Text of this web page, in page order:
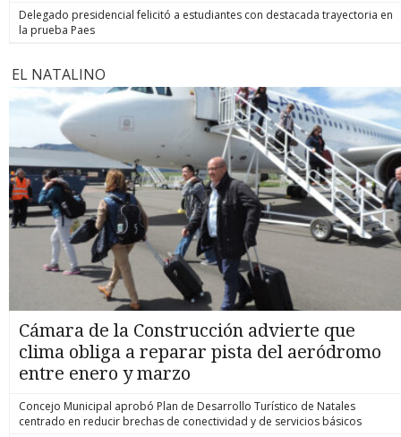
Delegado presidencial felicitó a estudiantes con destacada trayectoria en
la prueba Paes
EL NATALINO
Cámara de la Construcción advierte que
clima obliga a reparar pista del aeródromo
entre enero y marzo
Concejo Municipal aprobó Plan de Desarrollo Turístico de Natales
centrado en reducir brechas de conectividad y de servicios básicos